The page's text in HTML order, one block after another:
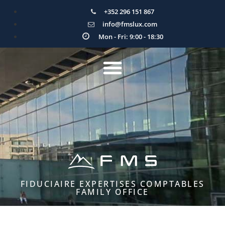
+352 296 151 867
info@fmslux.com
Mon - Fri: 9:00 - 18:30
FIDUCIAIRE EXPERTISES COMPTABLES
FAMILY OFFICE